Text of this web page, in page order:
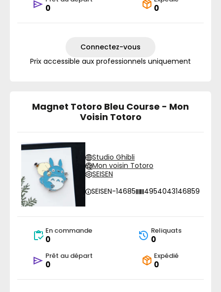
0 0
Connectez-vous
Prix accessible aux professionnels uniquement
Magnet Totoro Bleu Course - Mon
Voisin Totoro
Studio Ghibli
Mon voisin Totoro
SEISEN
SEISEN-14685
4954043146859
En commande
0
Reliquats
0
Prêt au départ
0
Expédié
0